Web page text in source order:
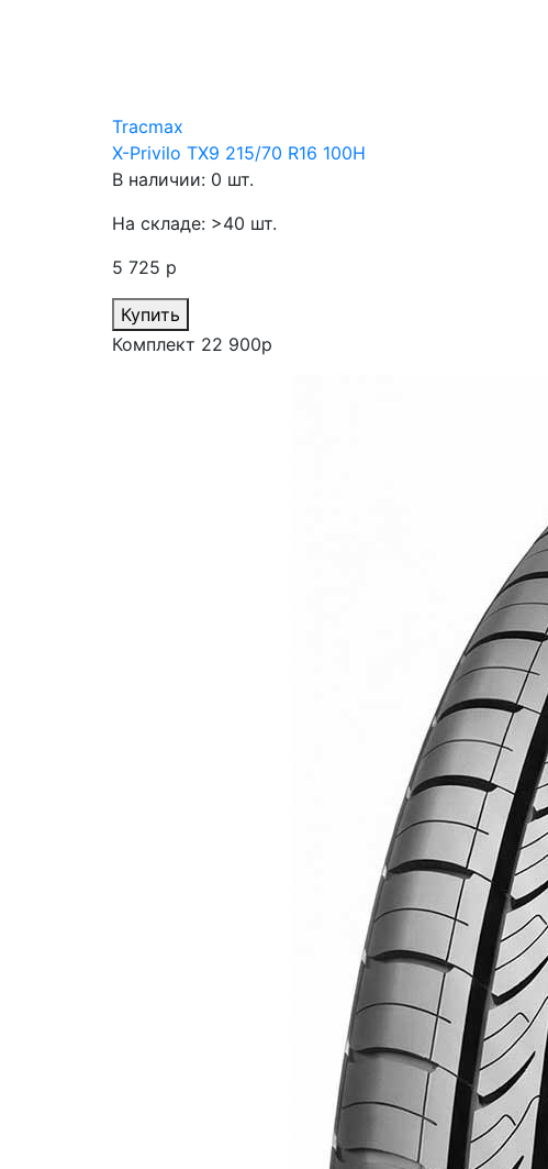
Tracmax
X-Privilo TX9 215/70 R16 100H
В наличии: 0 шт.
На складе: >40 шт.
5 725 р
Купить
Комплект 22 900р